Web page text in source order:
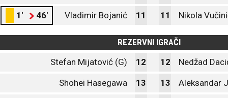
1' 46' Vladimir Bojanić 11 11 Nikola
REZERVNI IGRAČI
Stefan Mijatović (G)
12 12 Nedžad
Shohei Hasegawa 13 13 Aleksandar